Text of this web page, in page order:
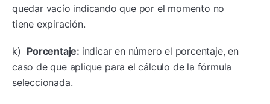
quedar vacío indicando que por el momento no
tiene expiración.
k) Porcentaje: indicar en número el porcentaje, en
caso de que aplique para el cálculo de la fórmula
seleccionada.